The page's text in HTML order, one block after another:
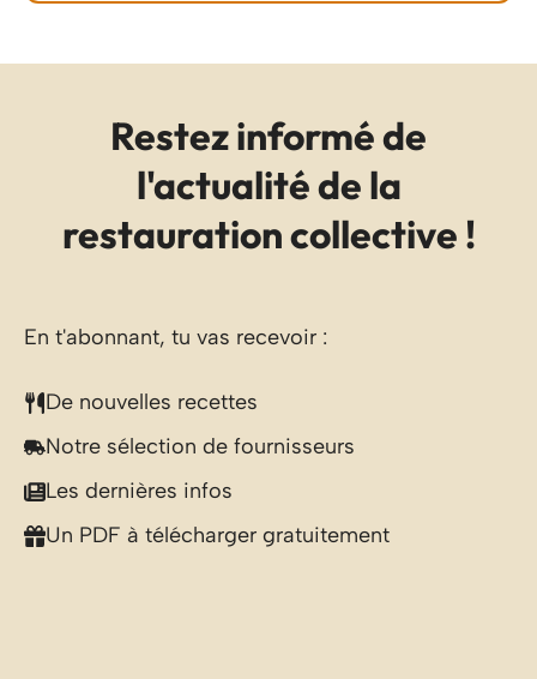
Restez informé de
l'actualité de la
restauration collective !
En t'abonnant, tu vas recevoir :
De nouvelles recettes
Notre sélection de fournisseurs
Les dernières infos
Un PDF à télécharger gratuitement